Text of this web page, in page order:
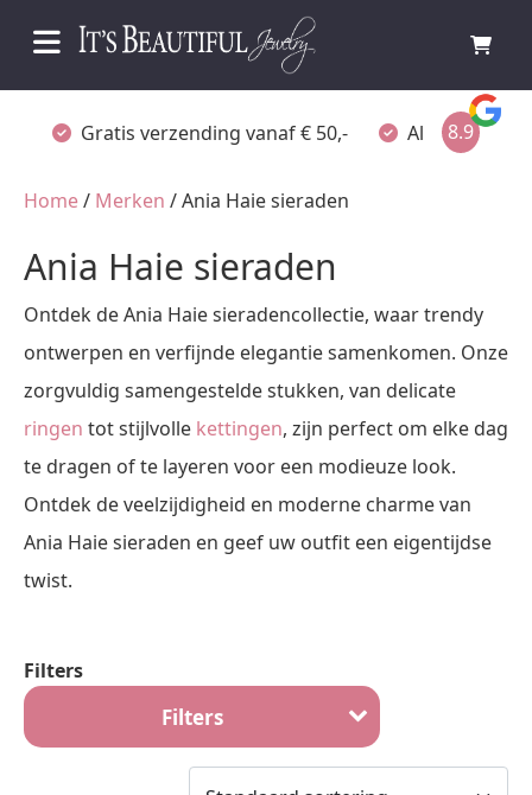
Gratis verzending vanaf € 50,- Altijd verpakt
8.9
Home/ Merken / Ania Haie sieraden
Ania Haie sieraden
Ontdek de Ania Haie sieradencollectie, waar trendy
ontwerpen en verfijnde elegantie samenkomen. Onze
zorgvuldig samengestelde stukken, van delicate
ringen tot stijlvolle kettingen, zijn perfect om elke dag
te dragen of te layeren voor een modieuze look.
Ontdek de veelzijdigheid en moderne charme van
Ania Haie sieraden en geef uw outfit een eigentijdse
twist.
Filters
Filters